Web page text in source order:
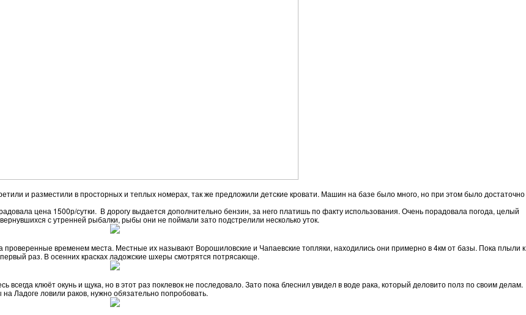
и разместили в просторных и теплых номерах, так же предложили детские кровати. Машин на базе было много, но при этом было достаточно
цена 1500р/сутки. В дорогу выдается дополнительно бензин, за него платишь по факту использования. Очень порадовала погода, целый
с утренней рыбалки, рыбы они не поймали зато подстрелили несколько уток.
временем места. Местные их называют Ворошиловские и Чапаевские топляки, находились они примерно в 4км от базы. Пока плыли к
раз. В осенних красках ладожские шхеры смотрятся потрясающе.
клюёт окунь и щука, но в этот раз поклевок не последовало. Зато пока блеснил увидел в воде рака, который деловито полз по своим делам.
Ладоге ловили раков, нужно обязательно попробовать.